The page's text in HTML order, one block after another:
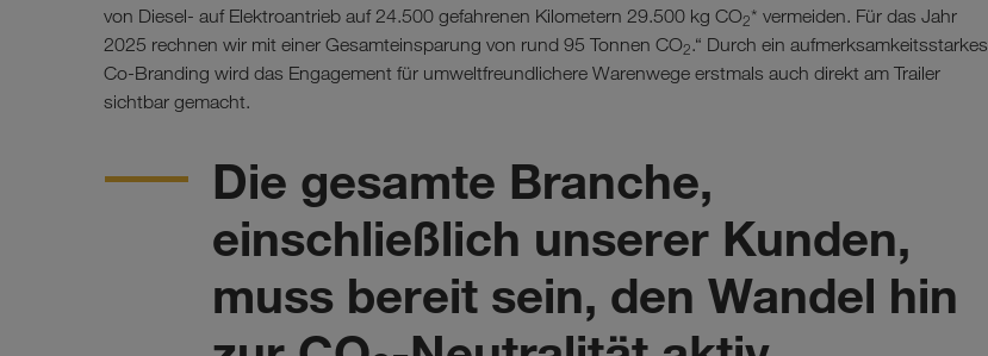
von Diesel- auf Elektroantrieb auf 24.500 gefahrenen Kilometern 29.500 kg CO2* vermeiden. Für das Jahr
2025 rechnen wir mit einer Gesamteinsparung von rund 95 Tonnen CO2.“ Durch ein aufmerksamkeitsstarkes
Co-Branding wird das Engagement für umweltfreundlichere Warenwege erstmals auch direkt am Trailer
sichtbar gemacht.
Die gesamte Branche,
einschließlich unserer Kunden,
muss bereit sein, den Wandel hin